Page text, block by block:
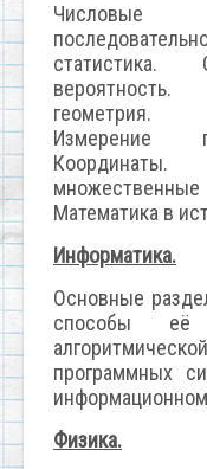
Числовые
вероятность.
геометрия.
Измерение
Математика в
Информатика.
Основные
способы её
программных
Физика.